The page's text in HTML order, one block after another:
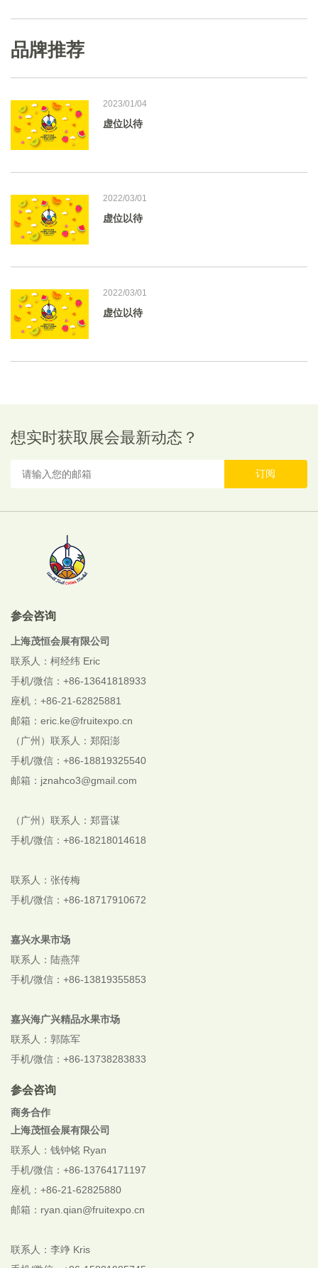
品牌推荐
2023/01/04
虚位以待
2022/03/01
虚位以待
2022/03/01
虚位以待
想实时获取展会最新动态？
订阅
参会咨询
上海茂恒会展有限公司
联系人：柯经纬 Eric
手机/微信：+86-13641818933
座机：+86-21-62825881
邮箱：eric.ke@fruitexpo.cn
（广州）联系人：郑阳澎
手机/微信：+86-18819325540
邮箱：jznahco3@gmail.com
（广州）联系人：郑晋谋
手机/微信：+86-18218014618
联系人：张传梅
手机/微信：+86-18717910672
嘉兴水果市场
联系人：陆燕萍
手机/微信：+86-13819355853
嘉兴海广兴精品水果市场
联系人：郭陈军
手机/微信：+86-13738283833
参会咨询
商务合作
上海茂恒会展有限公司
联系人：钱钟铭 Ryan
手机/微信：+86-13764171197
座机：+86-21-62825880
邮箱：ryan.qian@fruitexpo.cn
联系人：李竫 Kris